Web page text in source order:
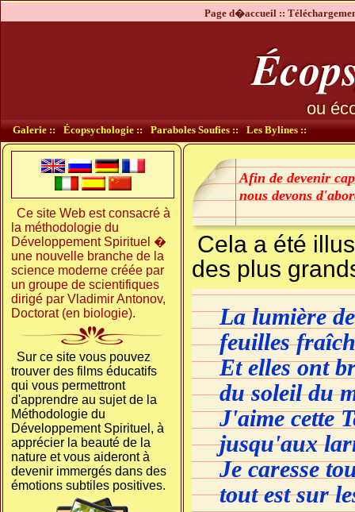
Page d�accueil ::
ou
Galerie :: Écopsychologie :: Paraboles Soufies :: Les Bylines ::
Ce site Web est consacré à
la méthodologie du
Développement Spirituel �
une nouvelle branche de la
science moderne créée par
un groupe de scientifiques
dirigé par Vladimir Antonov,
Doctorat (en biologie).
Sur ce site vous pouvez
trouver des films éducatifs
qui vous permettront
d'apprendre au sujet de la
Méthodologie du
Développement Spirituel, à
apprécier la beauté de la
nature et vous aideront à
devenir immergés dans des
émotions subtiles positives.
Afin de devenir
nous devons
Cela a été
des plus
La lumière
feuilles
Et elles ont
du soleil du
J'aime cette
jusqu'aux
Je caresse
tout est sur